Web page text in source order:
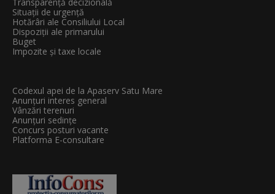
Situații de urgență
Hotărâri ale Consiliului Local
Dispoziții ale primarului
Buget
Impozite și taxe locale
Codexul apei de la Apaserv Satu Mare
Anunțuri interes general
Vânzări terenuri
Anunțuri sedințe
Concurs posturi vacante
Platforma E-consultare